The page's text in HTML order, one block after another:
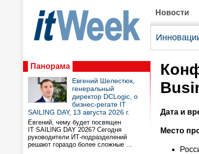
Новости
Панорама
Евгений Шелестюк,
генеральный
директор DCLogic, о
бизнес-регате IT
SAILING DAY, 13 августа 2026 г.
Евгений, чему будет посвящен
IT SAILING DAY 2026? Сегодня
руководители ИТ-подразделений
решают гораздо более сложные …
Дата и
Место